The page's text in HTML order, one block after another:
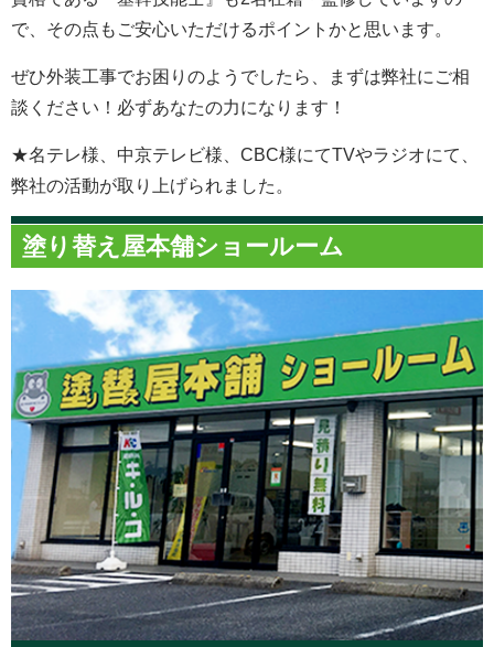
で、その点もご安心いただけるポイントかと思います。
ぜひ外装工事でお困りのようでしたら、まずは弊社にご相
談ください！必ずあなたの力になります！
★名テレ様、中京テレビ様、CBC様にてTVやラジオにて、
弊社の活動が取り上げられました。
塗り替え屋本舗ショールーム